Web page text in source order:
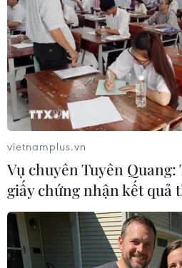
của tỉnh Quảng Bình trong
thời khẳng định chuyến
ra cơ hội hợp tác mới giữa
lai.
Tỉnh trưởng tỉnh Salavan
hợp tác với các địa phương
đó có tỉnh Quảng Bình theo
sâu sắc, bền vững./.
Việt Nam-Lào cần
cường kết nối hai nền
tế trong thời gian tới
vietnamplus.vn
Vụ chuyên Tuyên
giấy chứng nhận kết quả